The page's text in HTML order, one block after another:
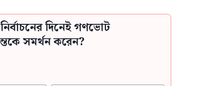
দিনেই গণভোট
সমর্থন করেন?